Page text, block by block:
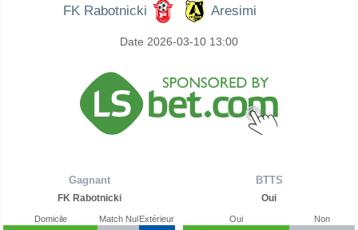
FK Rabotnicki Aresimi
Date 2026-03-10 13:00
Gagnant
FK Rabotnicki
Domicile
Match Nul Extérieur
BTTS
Oui
Oui
Non